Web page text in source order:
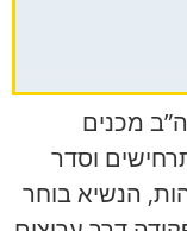
מכנים
וסדר
הנשיא בוחר